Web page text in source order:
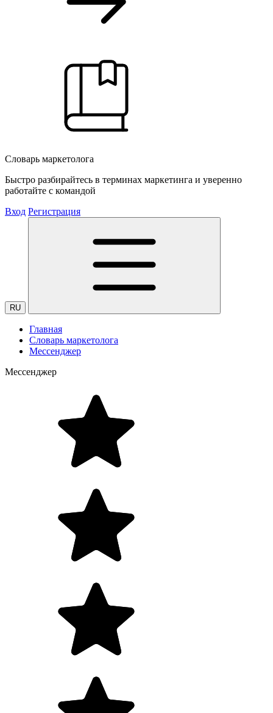
Словарь маркетолога
Быстро разбирайтесь в терминах маркетинга и уверенно
работайте с командой
Вход Регистрация
RU
Главная
Словарь маркетолога
Мессенджер
Мессенджер